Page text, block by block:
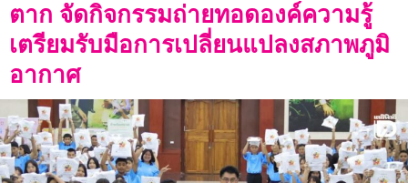
ตาก จัดกิจกรรมถ่ายทอดองค์ความรู้
เตรียมรับมือการเปลี่ยนแปลงสภาพภูมิ
อากาศ